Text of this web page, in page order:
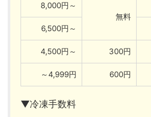
8,000円～
無料
6,500円～
4,500円～ 300円
～4,999円 600円
▼冷凍手数料